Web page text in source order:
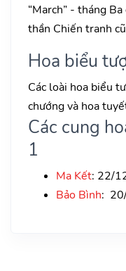
“March” - tháng
thần Chiến tranh
Hoa biểu
Các loài hoa biểu
chướng và hoa
Các cung
1
Ma Kết: 22/
Bảo Bình: